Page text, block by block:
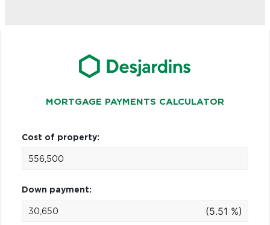
MORTGAGE PAYMENTS CALCULATOR
Cost of property:
Down payment:
(5.51 %)